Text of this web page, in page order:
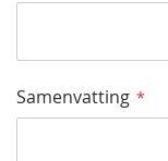
Samenvatting